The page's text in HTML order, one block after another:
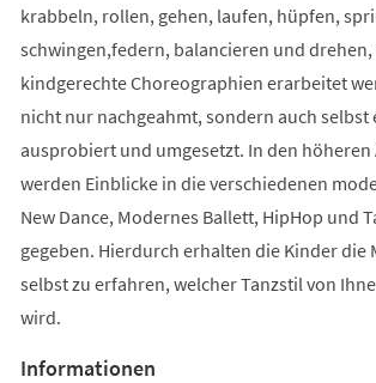
krabbeln, rollen, gehen, laufen, hüpfen,
schwingen,federn, balancieren und drehen,
kindgerechte Choreographien erarbeitet
nicht nur nachgeahmt, sondern auch
ausprobiert und umgesetzt. In den
werden Einblicke in die verschiedenen
New Dance, Modernes Ballett, HipHop und
gegeben. Hierdurch erhalten die Kinder die
selbst zu erfahren, welcher Tanzstil von
wird.
Informationen